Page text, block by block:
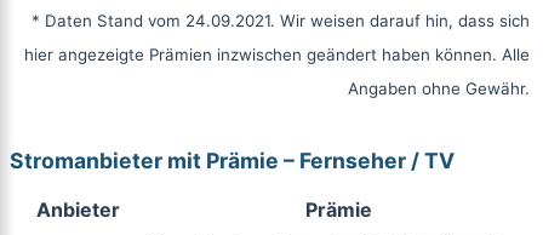
* Daten Stand vom 24.09.2021. Wir weisen darauf hin, dass sich
hier angezeigte Prämien inzwischen geändert haben können. Alle
Angaben ohne Gewähr.
Stromanbieter mit Prämie – Fernseher / TV
Anbieter Prämie